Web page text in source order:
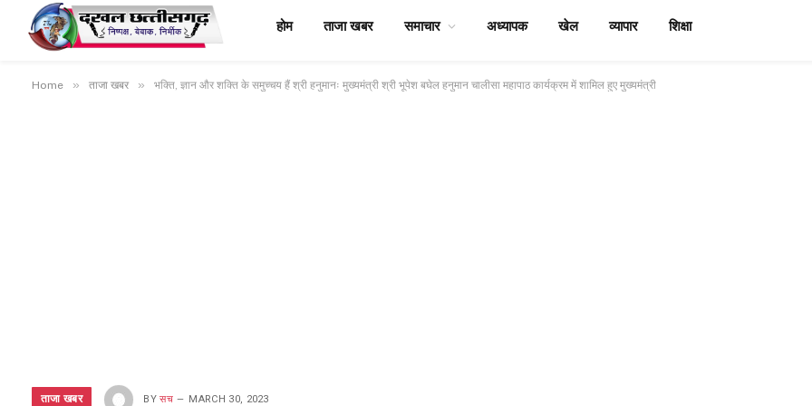
होम ताजा खबर समाचार अध्यापक खेल व्यापार शिक्षा
Home » ताजा खबर » भक्ति, ज्ञान और शक्ति के समुच्चय हैं श्री हनुमानः मुख्यमंत्री श्री भूपेश बघेल हनुमान चालीसा महापाठ कार्यक्रम में शामिल हुए मुख्यमंत्री
ताजा खबर BY सच MARCH 30, 2023